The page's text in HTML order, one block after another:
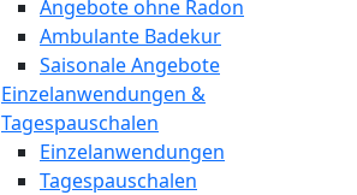
Angebote ohne Radon
Ambulante Badekur
Saisonale Angebote
Einzelanwendungen &
Tagespauschalen
Einzelanwendungen
Tagespauschalen